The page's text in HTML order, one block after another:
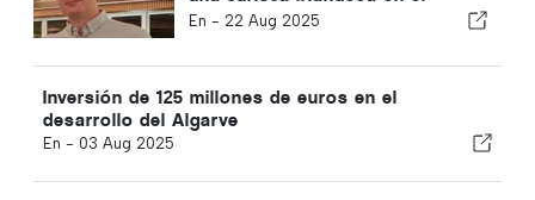
Algarve
En - 22 Aug 2025
Inversión de 125 millones de euros en el
desarrollo del Algarve
En - 03 Aug 2025